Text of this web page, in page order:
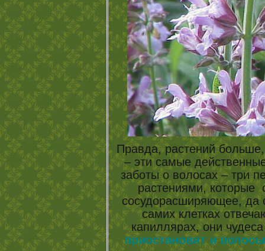
Правда, растений
– эти самые
заботы о волосах – три
растениями, которые
сосудорасширяющее, да
самих клетках
капиллярах, они
приостановят и